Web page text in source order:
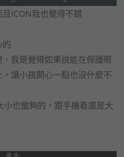
ICON我也覺得不錯
我是覺得如果說能在保護眼
讓小孩開心一點也沒什麼不
也蠻夠的，跟手機看還是大